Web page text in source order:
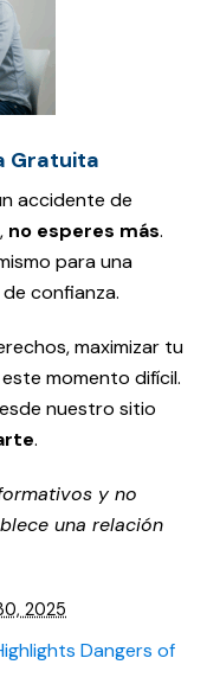
Gratuita
accidente de
no esperes más.
para una
confianza.
maximizar tu
momento difícil.
nuestro sitio
.
y no
una relación
2025
Dangers of